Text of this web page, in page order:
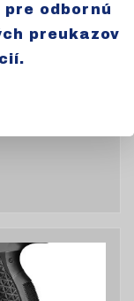
Kit
cca 30
odbornú
preukazov